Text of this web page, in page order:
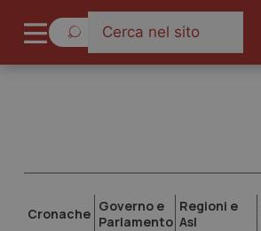
Cronache Governo e
Parlamento
Regioni e
Asl